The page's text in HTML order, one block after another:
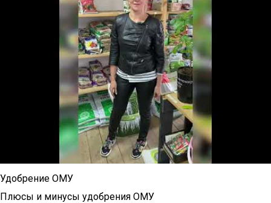
Удобрение ОМУ
Плюсы и минусы удобрения ОМУ